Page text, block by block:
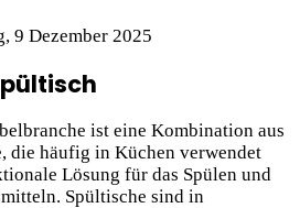
9 Dezember 2025
ist eine Kombination aus
die häufig in Küchen verwendet
Lösung für das Spülen und
Spültische sind in